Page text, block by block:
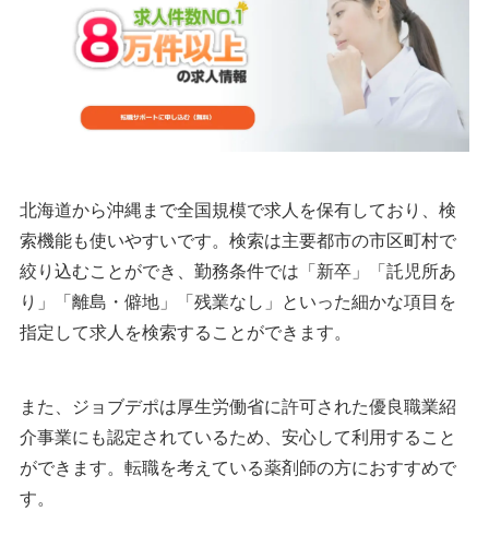
北海道から沖縄まで全国規模で求人を保有しており、検
索機能も使いやすいです。検索は主要都市の市区町村で
絞り込むことができ、勤務条件では「新卒」「託児所あ
り」「離島・僻地」「残業なし」といった細かな項目を
指定して求人を検索することができます。
また、ジョブデポは厚生労働省に許可された優良職業紹
介事業にも認定されているため、安心して利用すること
ができます。転職を考えている薬剤師の方におすすめで
す。